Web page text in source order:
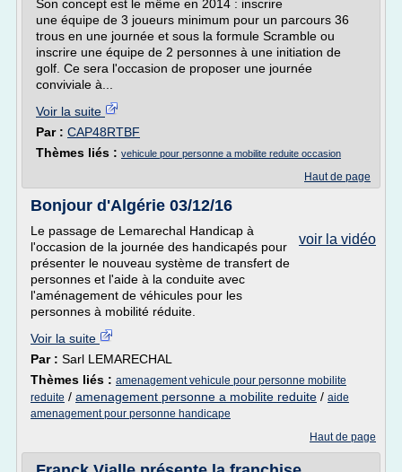
Son concept est le même en 2014 : inscrire
une équipe de 3 joueurs minimum pour un parcours 36
trous en une journée et sous la formule Scramble ou
inscrire une équipe de 2 personnes à une initiation de
golf. Ce sera l'occasion de proposer une journée
conviviale à...
Voir la suite
Par : CAP48RTBF
Thèmes liés : vehicule pour personne a mobilite reduite occasion
Haut de page
Bonjour d'Algérie 03/12/16
voir la vidéo
Le passage de Lemarechal Handicap à
l'occasion de la journée des handicapés pour
présenter le nouveau système de transfert de
personnes et l'aide à la conduite avec
l'aménagement de véhicules pour les
personnes à mobilité réduite.
Voir la suite
Par : Sarl LEMARECHAL
Thèmes liés : amenagement vehicule pour personne mobilite
reduite / amenagement personne a mobilite reduite / aide
amenagement pour personne handicape
Haut de page